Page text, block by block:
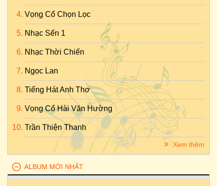
Vọng Cổ Chọn Lọc
Nhạc Sến 1
Nhạc Thời Chiến
Ngọc Lan
Tiếng Hát Anh Thơ
Vọng Cổ Hài Văn Hường
Trần Thiện Thanh
Xem thêm
ALBUM MỚI NHẤT